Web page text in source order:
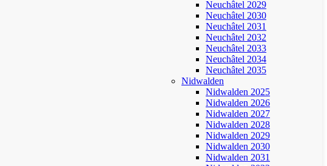
Neuchâtel 2029
Neuchâtel 2030
Neuchâtel 2031
Neuchâtel 2032
Neuchâtel 2033
Neuchâtel 2034
Neuchâtel 2035
Nidwalden
Nidwalden 2025
Nidwalden 2026
Nidwalden 2027
Nidwalden 2028
Nidwalden 2029
Nidwalden 2030
Nidwalden 2031